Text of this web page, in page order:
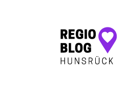
Hauptnavigation